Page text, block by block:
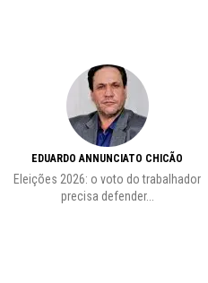
EDUARDO ANNUNCIATO CHICÃO
Eleições 2026: o voto do trabalhador
precisa defender...